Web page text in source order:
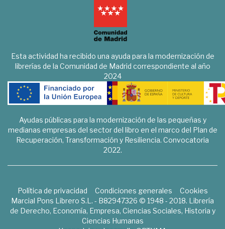
Esta actividad ha recibido una ayuda para la modernización de
librerías de la Comunidad de Madrid correspondiente al año
2024
Ayudas públicas para la modernización de las pequeñas y
medianas empresas del sector del libro en el marco del Plan de
Recuperación, Transformación y Resiliencia. Convocatoria
2022.
Política de privacidad Condiciones generales
Cookies
Marcial Pons Librero S.L. - B82947326 © 1948 - 2018. Librería
de Derecho, Economía, Empresa, Ciencias Sociales, Historia y
Ciencias Humanas